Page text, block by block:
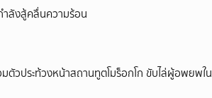
กำลังสู้คลื่นความร้อน
มตัวประท้วงหน้าสถานทูตโมร็อกโก ขับไล่ผู้อพยพใน